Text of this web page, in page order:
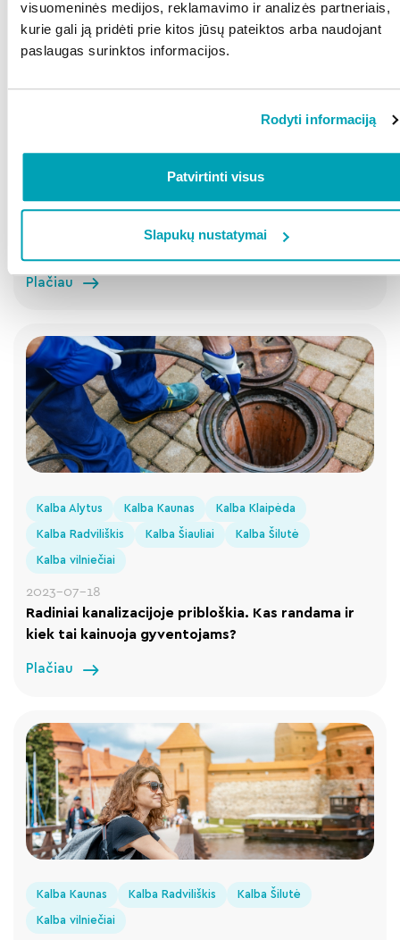
visuomeninės medijos, reklamavimo ir analizės partneriais,
kurie gali ją pridėti prie kitos jūsų pateiktos arba naudojant
paslaugas surinktos informacijos.
Rodyti informaciją
Patvirtinti visus
Slapukų nustatymai
2023-07-18
Plačiau
Kalba Alytus Kalba Kaunas Kalba Klaipėda
Kalba Radviliškis Kalba Šiauliai Kalba Šilutė
Kalba vilniečiai
2023-07-18
Radiniai kanalizacijoje pribloškia. Kas randama ir
kiek tai kainuoja gyventojams?
Plačiau
Kalba Kaunas Kalba Radviliškis Kalba Šilutė
Kalba vilniečiai